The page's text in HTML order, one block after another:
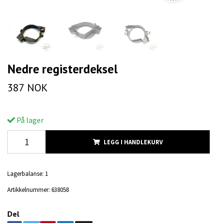
Nedre registerdeksel
387 NOK
På lager
LEGG I HANDLEKURV
Lagerbalanse: 1
Artikkelnummer: 638058
Del